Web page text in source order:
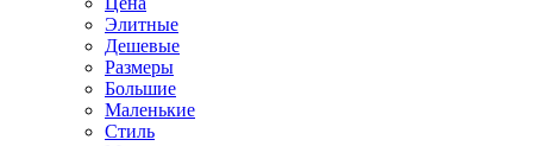
Элитные
Дешевые
Размеры
Большие
Маленькие
Стиль